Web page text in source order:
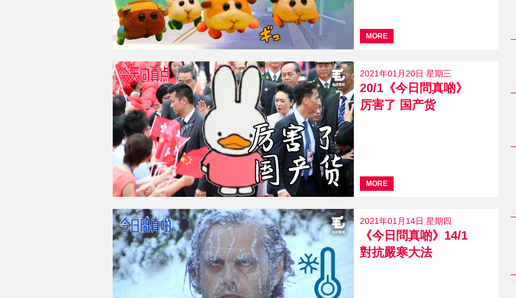
MORE
2021年01月20日 星期三
20/1《今日問真啲》
厉害了 国产货
MORE
2021年01月14日 星期四
《今日問真啲》14/1
對抗嚴寒大法